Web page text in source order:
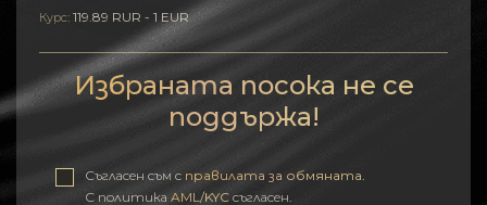
Курс: 119.89 RUR - 1 EUR
Избраната посока не се
поддържа!
Съгласен съм с правилата за обмяната
С политика AML/KYC съгласен.